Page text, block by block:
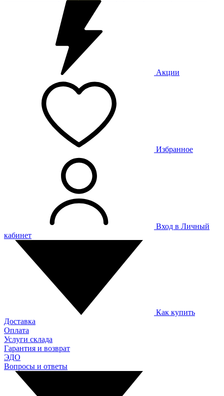
Акции
Избранное
Вход в Личный
кабинет
Как купить
Доставка
Оплата
Услуги склада
Гарантия и возврат
ЭДО
Вопросы и ответы